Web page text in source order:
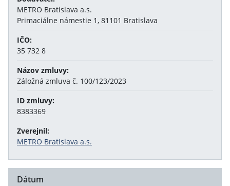
METRO Bratislava a.s.
Primaciálne námestie 1, 81101 Bratislava
IČO:
35 732 8
Názov zmluvy:
Záložná zmluva č. 100/123/2023
ID zmluvy:
8383369
Zverejnil:
METRO Bratislava a.s.
Dátum